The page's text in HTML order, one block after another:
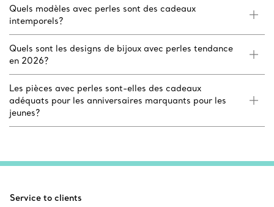
Quels modèles avec perles sont des cadeaux
intemporels?
Quels sont les designs de bijoux avec perles tendance
en 2026?
Les pièces avec perles sont-elles des cadeaux
adéquats pour les anniversaires marquants pour les
jeunes?
Service to clients